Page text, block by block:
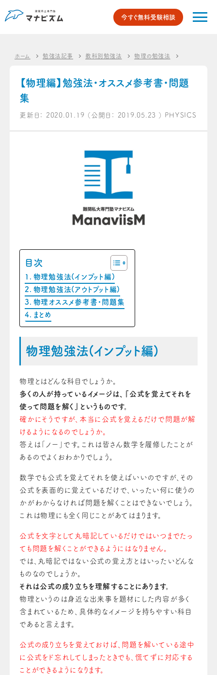
今すぐ無料受験相談
ホーム 勉強法記事 教科別勉強法 物理の勉強法
【物理編】勉強法・オススメ参考書・問題
集
更新日： 2020.01.19 （公開日： 2019.05.23 ） PHYSICS
目次
物理勉強法(インプット編)
物理勉強法(アウトプット編)
物理オススメ参考書・問題集
まとめ
物理勉強法(インプット編)
物理とはどんな科目でしょうか。
多くの人が持っているイメージは、『公式を覚えてそれを
使って問題を解く』というものです。
確かにそうですが、本当に公式を覚えるだけで問題が解
けるようになるのでしょうか。
答えは「ノー」です。これは皆さん数学を履修したことが
あるのでよくおわかりでしょう。
数学でも公式を覚えてそれを使えばいいのですが、その
公式を表面的に覚えているだけで、いったい何に使うの
かがわからなければ問題を解くことはできないでしょう。
これは物理にも全く同じことがあてはまります。
公式を文字として丸暗記しているだけではいつまでたっ
ても問題を解くことができるようにはなりません。
では、丸暗記ではない公式の覚え方とはいったいどんな
ものなのでしょうか。
それは公式の成り立ちを理解することにあります。
物理というのは身近な出来事を題材にした内容が多く
含まれているため、具体的なイメージを持ちやすい科目
であると言えます。
公式の成り立ちを覚えておけば、問題を解いている途中
に公式をド忘れしてしまったときでも、慌てずに対応する
ことができるようになります。